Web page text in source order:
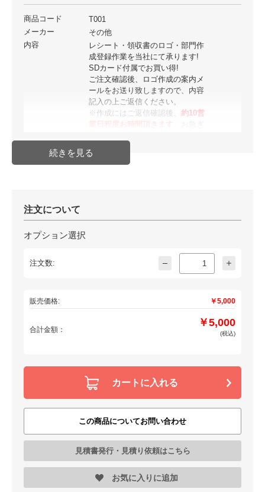
商品コード
T001
メーカー
その他
内容
レシート・領収書のロゴ・部門作
成登録作業を当社にて承ります!
SDカード付属でお買い得!
ご注文確認後、ロゴ作成の案内メ
ールをお送り致しますので、内容
記入の上ご返信ください。
※作成にはご返信確認後、約10営
業日程度お時間頂きます
※他の設定を同時にお申し込み頂
発送日目安
生産等)
JAN
注文について
オプション選択
注文数:
販売価格: ￥5,000
合計金額：
￥5,000
(税込)
カートに入れる
この商品についてお問い合わせ
見積書発行・見積り依頼はこちら
お気に入りに追加